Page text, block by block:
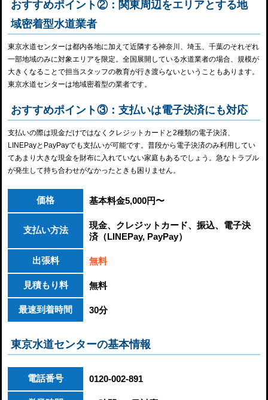
おすすめポイント②：関東周辺をエリアとする地
域密着型水道業者
東京水道センターは都内各地に加えて近隣する神奈川、埼玉、千葉のそれぞれ
一部地域のみに対象エリアを限定。全国展開している水道業者の場合、規模が
大きくなることで担当スタッフの教育が行き渡らないということもあります。
東京水道センターは地域密着型の業者です。
おすすめポイント③：支払いは電子決済にも対応
支払いの際は現金だけではなくクレジットカードと2種類の電子決済、
LINEPayとPayPayでも支払いが可能です。普段から電子決済のみ利用してい
てあまり大きな現金を財布に入れていない家庭もあるでしょう。急なトラブル
が発生して持ち合わせがなかったときも困りません。
価格 基本料金5,000円〜
支払い方法
現金、クレジットカード、振込、電子決
済（LINEPay, PayPay）
出張料 無料
見積もり料 無料
最速到着時間 30分
東京水道センターの基本情報
電話番号 0120-002-891